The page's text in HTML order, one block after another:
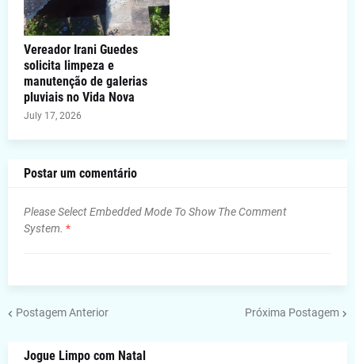
Vereador Irani Guedes
solicita limpeza e
manutenção de galerias
pluviais no Vida Nova
July 17, 2026
Postar um comentário
Please Select Embedded Mode To Show The Comment
System. *
Postagem Anterior Próxima Postagem
Jogue Limpo com Natal